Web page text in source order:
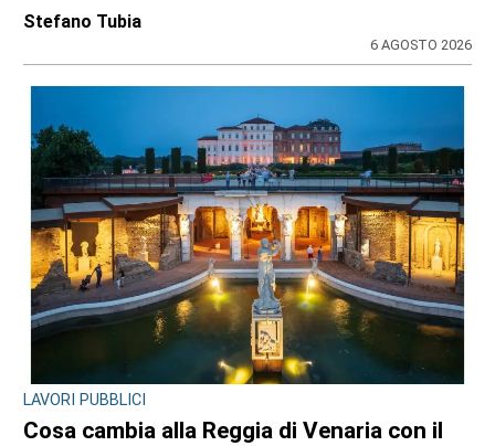
Stefano Tubia
6 AGOSTO 2026
LAVORI PUBBLICI
Cosa cambia alla Reggia di Venaria con il